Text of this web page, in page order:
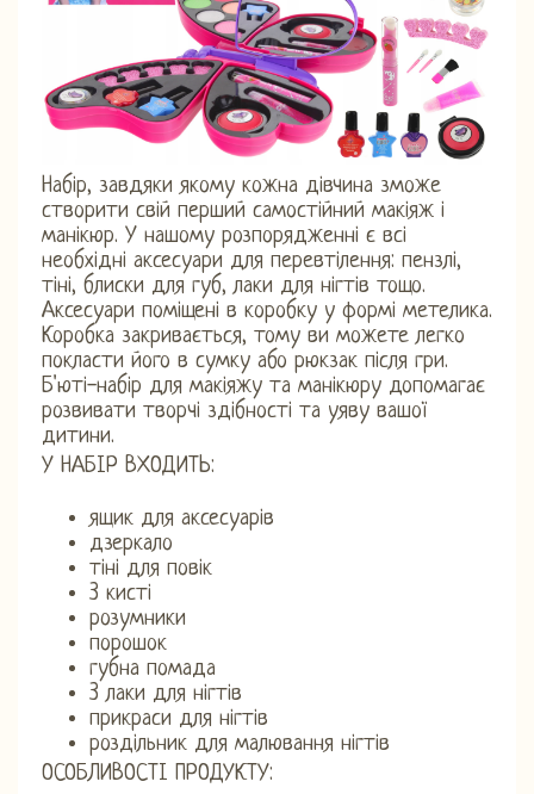
Набір, завдяки якому кожна дівчина зможе
створити свій перший самостійний макіяж і
манікюр. У нашому розпорядженні є всі
необхідні аксесуари для перевтілення: пензлі,
тіні, блиски для губ, лаки для нігтів тощо.
Аксесуари поміщені в коробку у формі метелика.
Коробка закривається, тому ви можете легко
покласти його в сумку або рюкзак після гри.
Б'юті-набір для макіяжу та манікюру допомагає
розвивати творчі здібності та уяву вашої
дитини.
У НАБІР ВХОДИТЬ:
ящик для аксесуарів
дзеркало
тіні для повік
3 кисті
розумники
порошок
губна помада
3 лаки для нігтів
прикраси для нігтів
роздільник для малювання нігтів
ОСОБЛИВОСТІ ПРОДУКТУ: